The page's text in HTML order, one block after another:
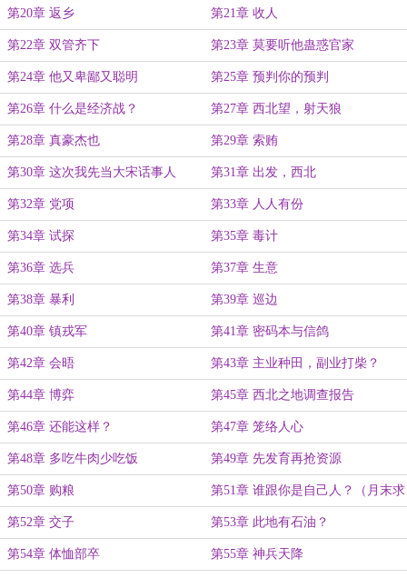
第20章 返乡 第21章 收人
第22章 双管齐下 第23章 莫要听他蛊惑官家
第24章 他又卑鄙又聪明 第25章 预判你的预判
第26章 什么是经济战？ 第27章 西北望，射天狼
第28章 真豪杰也 第29章 索贿
第30章 这次我先当大宋话事人 第31章 出发，西北
第32章 党项 第33章 人人有份
第34章 试探 第35章 毒计
第36章 选兵 第37章 生意
第38章 暴利 第39章 巡边
第40章 镇戎军 第41章 密码本与信鸽
第42章 会晤 第43章 主业种田，副业打柴？
第44章 博弈 第45章 西北之地调查报告
第46章 还能这样？ 第47章 笼络人心
第48章 多吃牛肉少吃饭 第49章 先发育再抢资源
第50章 购粮 第51章 谁跟你是自己人？（月末求
下月票）
第52章 交子 第53章 此地有石油？
第54章 体恤部卒 第55章 神兵天降